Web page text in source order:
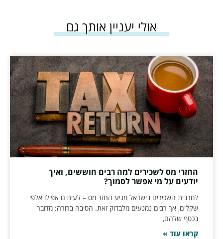
אולי יעניין אותך גם
החזרי מס לשכירים למה רבים חוששים, ואיך
יודעים על מי אפשר לסמוך?
למרבית השכירים בישראל מגיע החזר מס – לעיתים אפילו אלפי
שקלים, אך רבים נמנעים מלבדוק זאת. הסיבה ברורה: מדובר
בכסף שלהם,
קראו עוד »